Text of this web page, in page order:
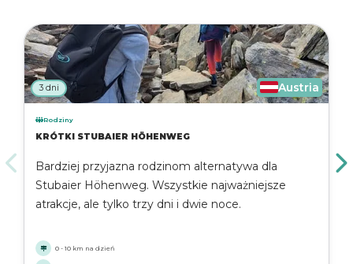
3 dni Austria
Rodziny
KRÓTKI STUBAIER HÖHENWEG
Bardziej przyjazna rodzinom alternatywa dla
Stubaier Höhenweg. Wszystkie najważniejsze
atrakcje, ale tylko trzy dni i dwie noce.
0 - 10 km na dzień